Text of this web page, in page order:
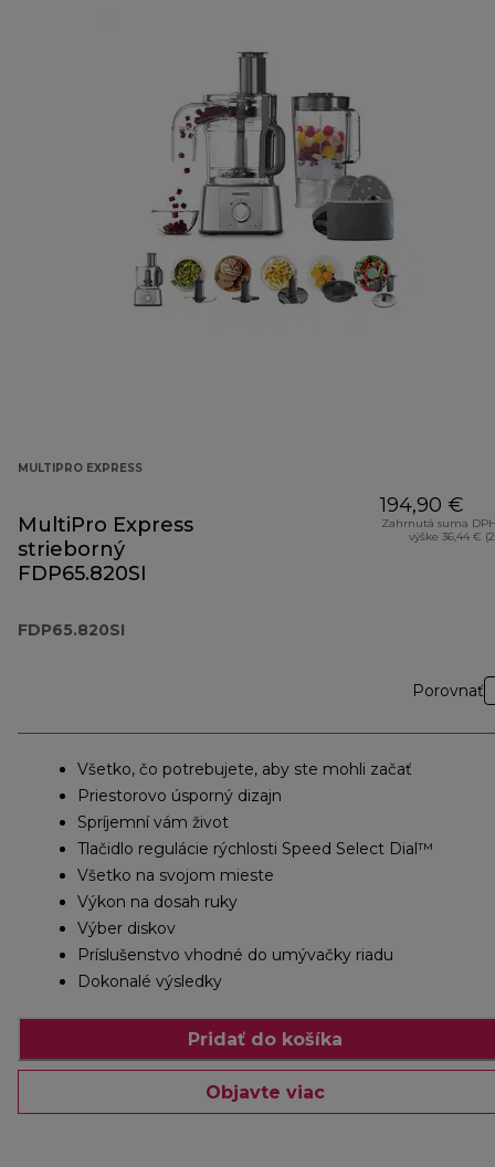
MULTIPRO EXPRESS
MultiPro Express
strieborný
FDP65.820SI
FDP65.820SI
194,90 €
Zahrnutá suma
výške 36,44 €
Porovnať
Všetko, čo potrebujete, aby ste mohli začať
Priestorovo úsporný dizajn
Spríjemní vám život
Tlačidlo regulácie rýchlosti Speed ​​Select Dial™
Všetko na svojom mieste
Výkon na dosah ruky
Výber diskov
Príslušenstvo vhodné do umývačky riadu
Dokonalé výsledky
Pridať do košíka
Objavte viac